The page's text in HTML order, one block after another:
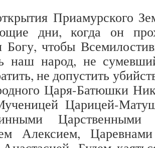
Приамурского
дни, когда он
Богу, чтобы
наш народ, не
не допустить
Царя-Батюшки
Царицей-
Царственными
Алексием,